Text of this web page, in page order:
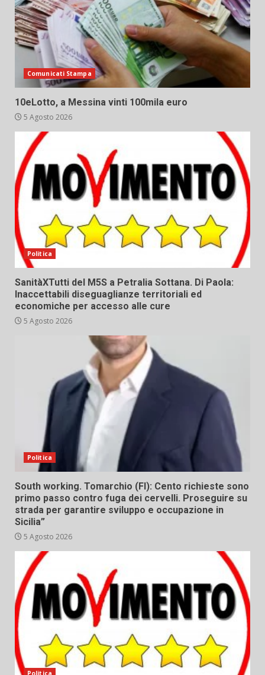
Comunicati Stampa
10eLotto, a Messina vinti 100mila euro
5 Agosto 2026
Politica
SanitàXTutti del M5S a Petralia Sottana. Di Paola:
Inaccettabili diseguaglianze territoriali ed
economiche per accesso alle cure
5 Agosto 2026
Politica
South working. Tomarchio (FI): Cento richieste sono
primo passo contro fuga dei cervelli. Proseguire su
strada per garantire sviluppo e occupazione in
Sicilia”
5 Agosto 2026